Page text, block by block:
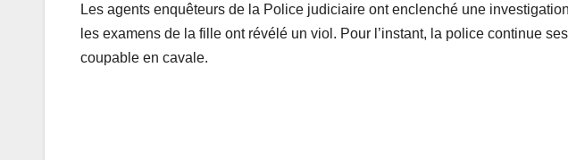
Les agents enquêteurs de la Police judiciaire ont enclenché une
les examens de la fille ont révélé un viol. Pour l’instant, la police continue
coupable en cavale.